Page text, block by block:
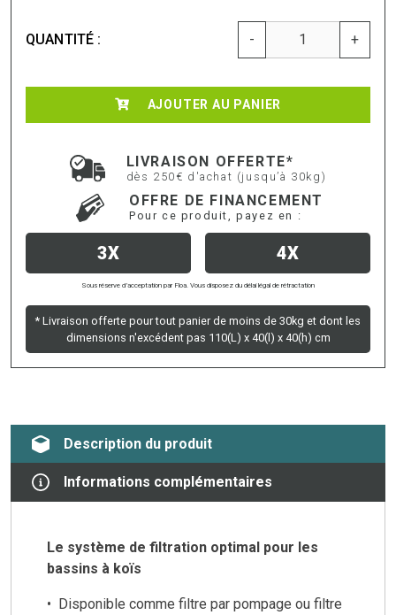
QUANTITÉ : - +
AJOUTER AU PANIER
LIVRAISON OFFERTE*
dès 250€ d'achat (jusqu’à 30kg)
OFFRE DE FINANCEMENT
Pour ce produit, payez en :
3X 4X
Sous réserve d’acceptation par Floa. Vous disposez du délai légal de rétractation
* Livraison offerte pour tout panier de moins de 30kg et dont les
dimensions n'excédent pas 110(L) x 40(l) x 40(h) cm
Description du produit
Informations complémentaires
Le système de filtration optimal pour les
bassins à koïs
• Disponible comme filtre par pompage ou filtre